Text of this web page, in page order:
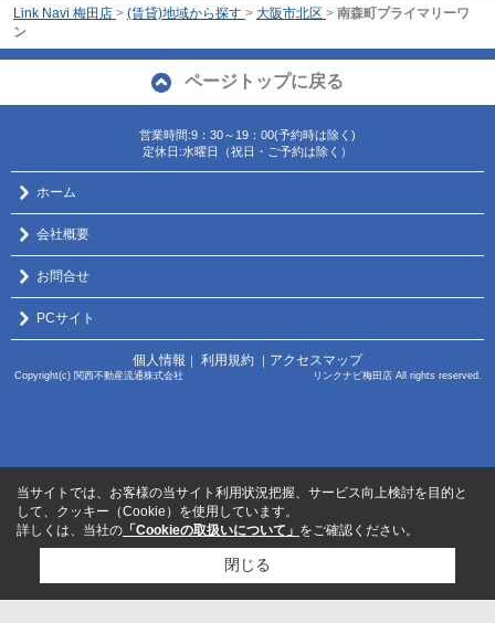
Link Navi 梅田店 > (賃貸)地域から探す > 大阪市北区 > 南森町プライマリーワ
ン
ページトップに戻る
営業時間:9：30～19：00(予約時は除く)
定休日:水曜日（祝日・ご予約は除く）
ホーム
会社概要
お問合せ
PCサイト
個人情報 利用規約 アクセスマップ
Copyright(c) 関西不動産流通株式会社 リンクナビ梅田店 All rights reserved.
当サイトでは、お客様の当サイト利用状況把握、サービス向上検討を目的と
して、クッキー（Cookie）を使用しています。
詳しくは、当社の 「Cookieの取扱いについて」 をご確認ください。
閉じる